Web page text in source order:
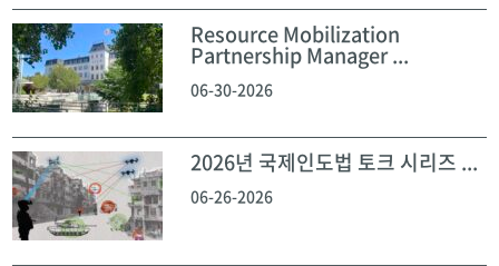
Resource Mobilization
Partnership Manager ...
06-30-2026
2026년 국제인도법 토크 시리즈 ...
06-26-2026